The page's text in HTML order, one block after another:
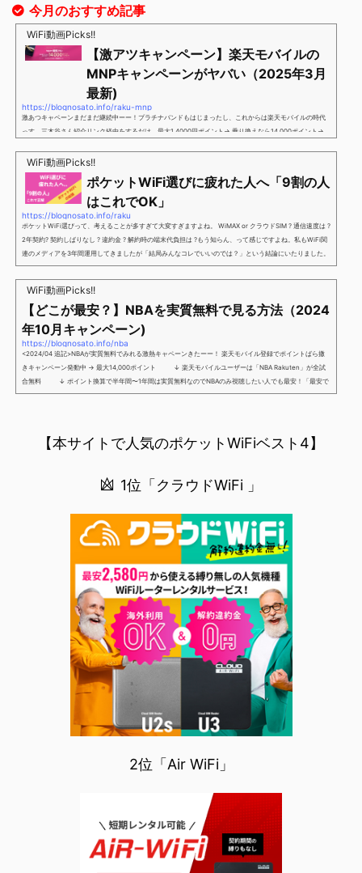
今月のおすすめ記事
WiFi動画Picks!!
【激アツキャンペーン】楽天モバイルの
MNPキャンペーンがヤバい（2025年3月
最新)
https://blognosato.info/raku-mnp
激あつキャペーンまだまだ継続中ーー！プラチナバンドもはじまったし、これからは楽天モバイルの時代
っす。三木谷さん紹介リンク経由をするだけ。最大1,4000円ポイント→ 乗り換えなら14,000ポイント→
谷さんキャンペーン／2回線目以降でもOK再契約でもでもOK背水の陣の楽天モバイル。ついに「最後の賭
け」とも思えるポイントばら撒きキャンペーンを発動してきました。■キャンペーン概要三木谷社長の特
別招待ページから楽天モバイ...
WiFi動画Picks!!
ポケットWiFi選びに疲れた人へ「9割の人
はこれでOK」
https://blognosato.info/raku
ポケットWiFi選びって、考えることが多すぎて大変すぎますよね。 WiMAX or クラウドSIM ? 通信速度は ?
2年契約? 契約しばりなし ? 違約金 ? 解約時の端末代負担は ?もう知らん、って感じですよね。私もWiFi関
連のメディアを3年間運用してきましたが「結局みんなコレでいいのでは？」という結論にいたりました。
ということで、「ポケットWiFi選びに疲れた」「結局どれがいいのか分からない」と言う人向けに【最終
解】を用意しました。ポケットWiFiのヘビーユーザー視点で「90％の人はこれだけでいいやん」というも
のなので、「多...
WiFi動画Picks!!
【どこが最安？】NBAを実質無料で見る方法（2024
年10月キャンペーン)
https://blognosato.info/nba
<2024/04 追記>NBAが実質無料でみれる激熱キャペーンきたーー！ 楽天モバイル登録でポイントばら撒
きキャンペーン発動中 → 最大14,000ポイント ↓ 楽天モバイルユーザーは「NBA Rakuten」が全試
合無料 ↓ ポイント換算で半年間〜1年間は実質無料なのでNBAのみ視聴したい人でも最安！「最安で
NBAを見る方法」が「楽天モバイルを契約すること」というもはや意味不明な状況...楽天モバイルでNBAを
【本サイトで人気のポケットWiFiベスト4】
1位「クラウドWiFi 」
2位「Air WiFi」